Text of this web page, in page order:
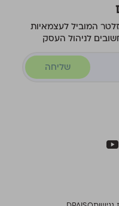
המוביל לעצמאיות
לניהול העסק
שליחה